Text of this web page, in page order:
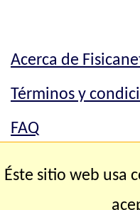
Acerca de
Términos y
FAQ
Mapa del sitio
Éste sitio web usa